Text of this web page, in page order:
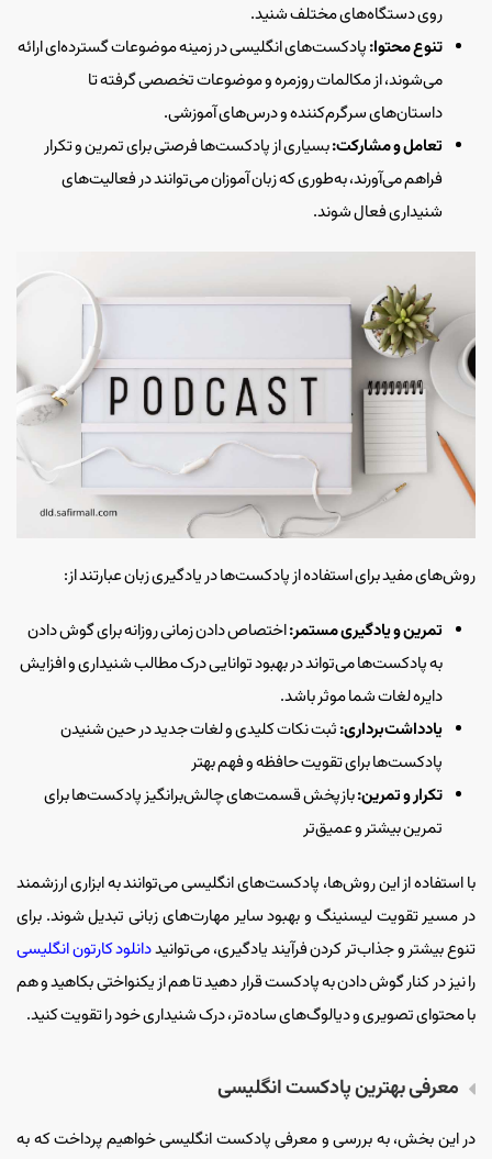
روی دستگاه‌های مختلف شنید.
تنوع محتوا:پادکست‌های انگلیسی در زمینه موضوعات گسترده‌ای ارائه
می‌شوند، از مکالمات روزمره و موضوعات تخصصی گرفته تا
داستان‌های سرگرم‌کننده و درس‌های آموزشی.
تعامل و مشارکت:بسیاری از پادکست‌ها فرصتی برای تمرین و تکرار
فراهم می‌آورند، به‌طوری که زبان آموزان می‌توانند در فعالیت‌های
شنیداری فعال شوند.
روش‌های مفید برای استفاده از پادکست‌ها در یادگیری زبان عبارتند از:
تمرین و یادگیری مستمر:اختصاص دادن زمانی روزانه برای گوش دادن
به پادکست‌ها می‌تواند در بهبود توانایی درک مطالب شنیداری و افزایش
دایره لغات شما موثر باشد.
یادداشت‌برداری:ثبت نکات کلیدی و لغات جدید در حین شنیدن
پادکست‌ها برای تقویت حافظه و فهم بهتر
تکرار و تمرین:بازپخش قسمت‌های چالش‌برانگیز پادکست‌ها برای
تمرین بیشتر و عمیق‌تر
با استفاده از این روش‌ها، پادکست‌های انگلیسی می‌توانند به ابزاری ارزشمند
در مسیر تقویت لیسنینگ و بهبود سایر مهارت‌های زبانی تبدیل شوند. برای
تنوع بیشتر و جذاب‌تر کردن فرآیند یادگیری، می‌توانیددانلود کارتون انگلیسی
را نیز در کنار گوش دادن به پادکست قرار دهید تا هم از یکنواختی بکاهید و هم
با محتوای تصویری و دیالوگ‌های ساده‌تر، درک شنیداری خود را تقویت کنید.
معرفی بهترین پادکست انگلیسی
در این بخش، به بررسی و معرفی پادکست انگلیسی خواهیم پرداخت که به